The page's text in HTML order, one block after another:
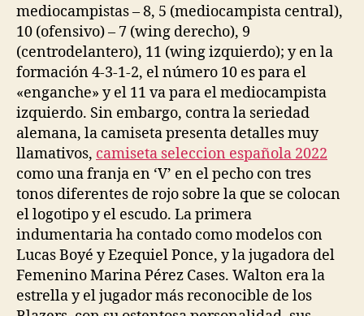
mediocampistas – 8, 5 (mediocampista central),
10 (ofensivo) – 7 (wing derecho), 9
(centrodelantero), 11 (wing izquierdo); y en la
formación 4-3-1-2, el número 10 es para el
«enganche» y el 11 va para el mediocampista
izquierdo. Sin embargo, contra la seriedad
alemana, la camiseta presenta detalles muy
llamativos, camiseta seleccion española 2022
como una franja en ‘V’ en el pecho con tres
tonos diferentes de rojo sobre la que se colocan
el logotipo y el escudo. La primera
indumentaria ha contado como modelos con
Lucas Boyé y Ezequiel Ponce, y la jugadora del
Femenino Marina Pérez Cases. Walton era la
estrella y el jugador más reconocible de los